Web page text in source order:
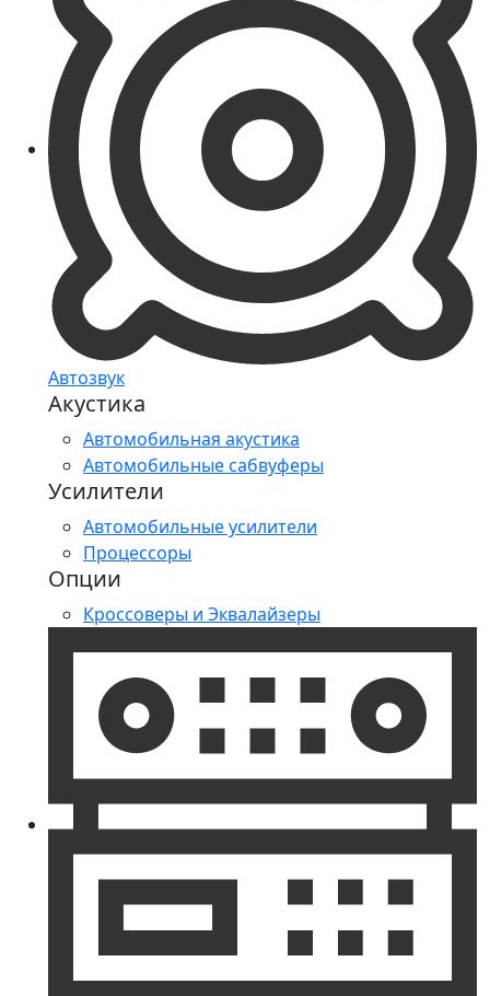
Автозвук
Акустика
Автомобильная акустика
Автомобильные сабвуферы
Усилители
Автомобильные усилители
Процессоры
Опции
Кроссоверы и Эквалайзеры